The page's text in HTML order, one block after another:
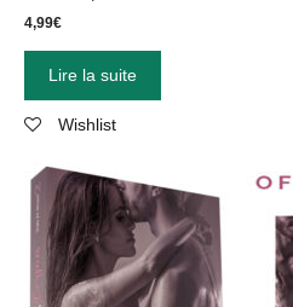
4,99€
Lire la suite
Wishlist